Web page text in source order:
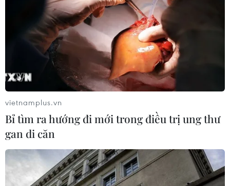
vietnamplus.vn
Bỉ tìm ra hướng đi mới trong điều trị ung thư
gan di căn